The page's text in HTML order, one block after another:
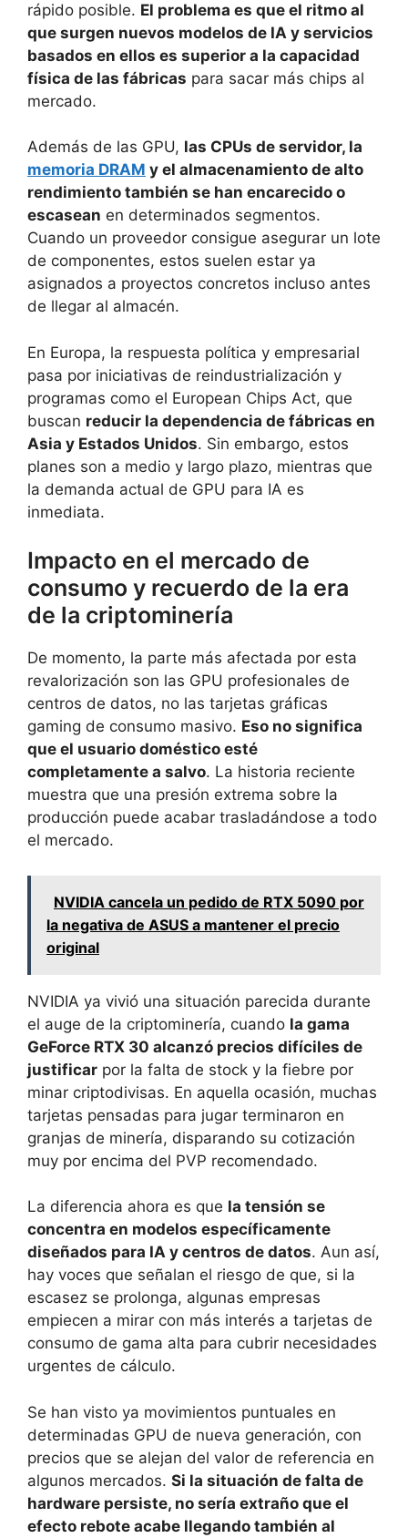
rápido posible. El problema es que el ritmo al
que surgen nuevos modelos de IA y servicios
basados en ellos es superior a la capacidad
física de las fábricas para sacar más chips al
mercado.
Además de las GPU, las CPUs de servidor, la
memoria DRAM y el almacenamiento de alto
rendimiento también se han encarecido o
escasean en determinados segmentos.
Cuando un proveedor consigue asegurar un lote
de componentes, estos suelen estar ya
asignados a proyectos concretos incluso antes
de llegar al almacén.
En Europa, la respuesta política y empresarial
pasa por iniciativas de reindustrialización y
programas como el European Chips Act, que
buscan reducir la dependencia de fábricas en
Asia y Estados Unidos. Sin embargo, estos
planes son a medio y largo plazo, mientras que
la demanda actual de GPU para IA es
inmediata.
Impacto en el mercado de
consumo y recuerdo de la era
de la criptominería
De momento, la parte más afectada por esta
revalorización son las GPU profesionales de
centros de datos, no las tarjetas gráficas
gaming de consumo masivo. Eso no significa
que el usuario doméstico esté
completamente a salvo. La historia reciente
muestra que una presión extrema sobre la
producción puede acabar trasladándose a todo
el mercado.
NVIDIA cancela un pedido de RTX 5090 por
la negativa de ASUS a mantener el precio
original
NVIDIA ya vivió una situación parecida durante
el auge de la criptominería, cuando la gama
GeForce RTX 30 alcanzó precios difíciles de
justificar por la falta de stock y la fiebre por
minar criptodivisas. En aquella ocasión, muchas
tarjetas pensadas para jugar terminaron en
granjas de minería, disparando su cotización
muy por encima del PVP recomendado.
La diferencia ahora es que la tensión se
concentra en modelos específicamente
diseñados para IA y centros de datos. Aun así,
hay voces que señalan el riesgo de que, si la
escasez se prolonga, algunas empresas
empiecen a mirar con más interés a tarjetas de
consumo de gama alta para cubrir necesidades
urgentes de cálculo.
Se han visto ya movimientos puntuales en
determinadas GPU de nueva generación, con
precios que se alejan del valor de referencia en
algunos mercados. Si la situación de falta de
hardware persiste, no sería extraño que el
efecto rebote acabe llegando también al